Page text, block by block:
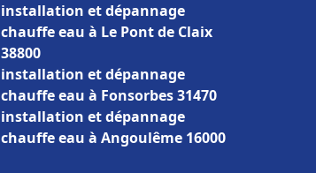
installation et dépannage
chauffe eau à Le Pont de Claix
38800
installation et dépannage
chauffe eau à Fonsorbes 31470
installation et dépannage
chauffe eau à Angoulême 16000